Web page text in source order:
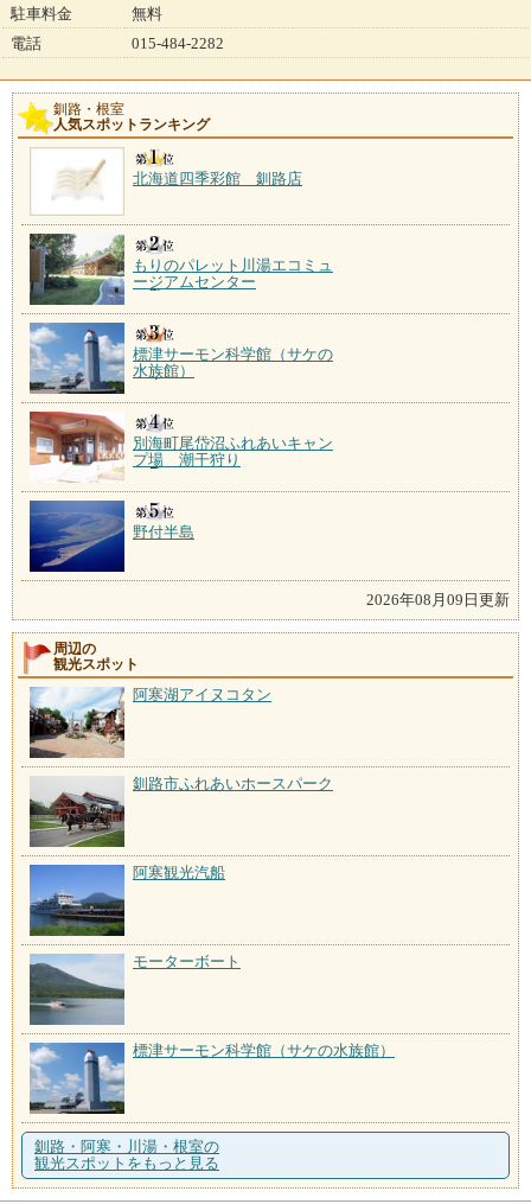
駐車料金
無料
電話
015-484-2282
釧路・根室
人気スポットランキング
北海道四季彩館 釧路店
もりのパレット川湯エコミュ
ージアムセンター
標津サーモン科学館（サケの
水族館）
別海町尾岱沼ふれあいキャン
プ場 潮干狩り
野付半島
2026年08月09日更新
周辺の
観光スポット
阿寒湖アイヌコタン
釧路市ふれあいホースパーク
阿寒観光汽船
モーターボート
標津サーモン科学館（サケの水族館）
釧路・阿寒・川湯・根室の
観光スポットをもっと見る